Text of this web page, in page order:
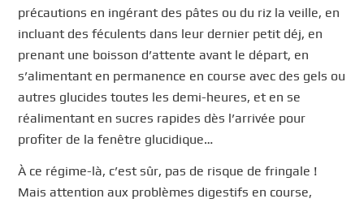
précautions en ingérant des pâtes ou du riz la veille, en
incluant des féculents dans leur dernier petit déj, en
prenant une boisson d’attente avant le départ, en
s’alimentant en permanence en course avec des gels ou
autres glucides toutes les demi-heures, et en se
réalimentant en sucres rapides dès l’arrivée pour
profiter de la fenêtre glucidique…
À ce régime-là, c’est sûr, pas de risque de fringale !
Mais attention aux problèmes digestifs en course,